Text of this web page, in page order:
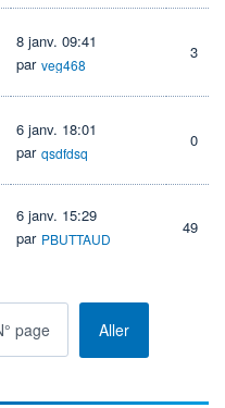
8 janv. 09:41
par veg468
3
6 janv. 18:01
par qsdfdsq
0
6 janv. 15:29
par PBUTTAUD
49
Allerà la page